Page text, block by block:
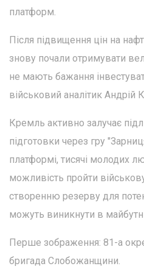
платформ.
Після підвищення цін на
знову почали отримувати
не мають бажання
військовий аналітик Андрій
Кремль активно залучає
підготовки через гру
платформі, тисячі молодих
можливість пройти
створенню резерву для
можуть виникнути в
Перше зображення: 81-а
бригада Слобожанщини.